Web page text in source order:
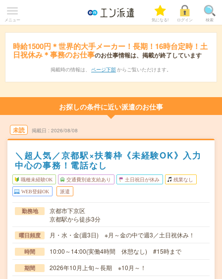
メニュー 気になる! ログイン 検索
時給1500円＊世界的大手メーカー！長期！16時台定時！土
日祝休み＊事務のお仕事のお仕事情報は、掲載が終了しています
掲載時の情報は、 ページ下部 からご覧いただけます。
お探しの条件に近い派遣のお仕事
未読 掲載日 2026/08/08
＼超人気／京都駅×扶養枠《未経験OK》入力
中心の事務！電話なし
職種未経験OK 交通費別途支給あり 土日祝日が休み 残業なし
WEB登録OK 派遣
勤務地
京都市下京区
京都駅から徒歩3分
曜日頻度 月・水・金(週3日) ※月～金の中で週3／土日祝休み！
時間 10:00～14:00(実働4時間 休憩なし) #15時まで
期間 2026年10月上旬～長期 ※10月～！